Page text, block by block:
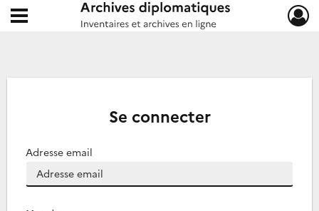
Archives diplomatiques
Ouvrir le menu déroulant
Se connecter
Adresse email